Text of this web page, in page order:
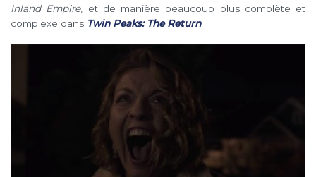
Inland Empire, et de manière beaucoup plus complète et
complexe dans Twin Peaks: The Return.